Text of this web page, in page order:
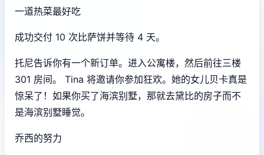
一道热菜最好吃
成功交付 10 次比萨饼并等待 4 天。
托尼告诉你有一个新订单。进入公寓楼，然后前往三楼
301 房间。 Tina 将邀请你参加狂欢。她的女儿贝卡真是
惊呆了！如果你买了海滨别墅，那就去黛比的房子而不
是海滨别墅睡觉。
乔西的努力